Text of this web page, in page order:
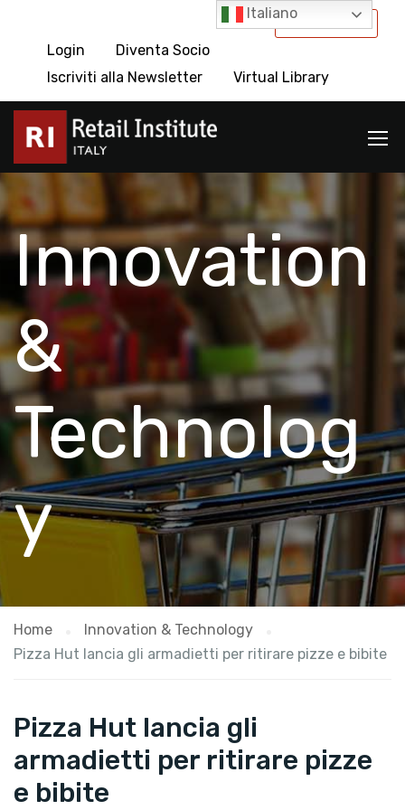
International
Login
Diventa Socio
Iscriviti alla Newsletter
Virtual Library
Innovation
&
Technolog
y
Home
Innovation & Technology
Pizza Hut lancia gli armadietti per ritirare pizze e bibite
Pizza Hut lancia gli
armadietti per ritirare pizze
e bibite
Italiano